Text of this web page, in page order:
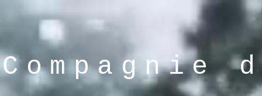
Compagnie